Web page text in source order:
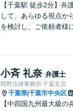
【千葉駅 徒歩2分】弁
して、あらゆる視点か
を検討し、ご依頼者様
く解決への第一歩です
はお気軽にご相談くだ
小斉 礼奈 弁護士
岡野法律事務所 千葉支店
千葉県|千葉市中央区
【中四国九州最大級の